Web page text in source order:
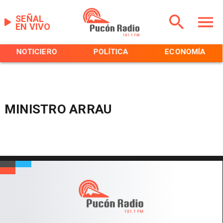
EN VIVO
SEÑAL
NOTICIERO POLÍTICA ECONOMÍA
MINISTRO ARRAU